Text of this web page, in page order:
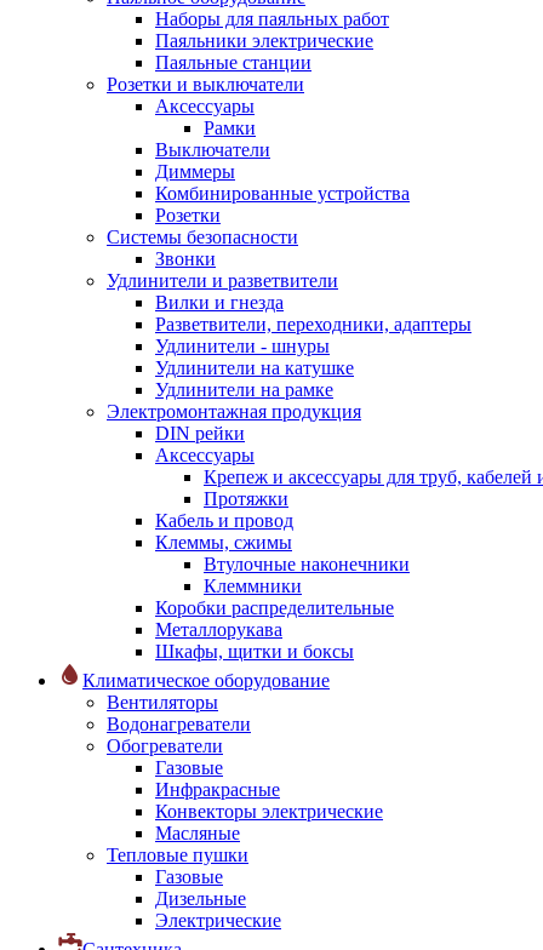
Наборы для паяльных работ
Паяльники электрические
Паяльные станции
Розетки и выключатели
Аксессуары
Рамки
Выключатели
Диммеры
Комбинированные устройства
Розетки
Системы безопасности
Звонки
Удлинители и разветвители
Вилки и гнезда
Разветвители, переходники, адаптеры
Удлинители - шнуры
Удлинители на катушке
Удлинители на рамке
Электромонтажная продукция
DIN рейки
Аксессуары
Крепеж и аксессуары для труб, кабелей
Протяжки
Кабель и провод
Клеммы, сжимы
Втулочные наконечники
Клеммники
Коробки распределительные
Металлорукава
Шкафы, щитки и боксы
Климатическое оборудование
Вентиляторы
Водонагреватели
Обогреватели
Газовые
Инфракрасные
Конвекторы электрические
Масляные
Тепловые пушки
Газовые
Дизельные
Электрические